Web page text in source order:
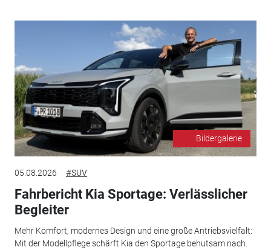
Bildergalerie
05.08.2026 #SUV
Fahrbericht Kia Sportage: Verlässlicher
Begleiter
Mehr Komfort, modernes Design und eine große Antriebsvielfalt:
Mit der Modellpflege schärft Kia den Sportage behutsam nach.